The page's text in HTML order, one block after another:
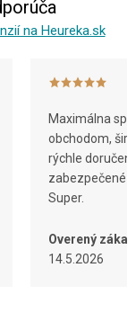
na Heureka.sk
Maximálna
obchodom,
rýchle
zabezpečené
Super.
Overený
14.5.2026